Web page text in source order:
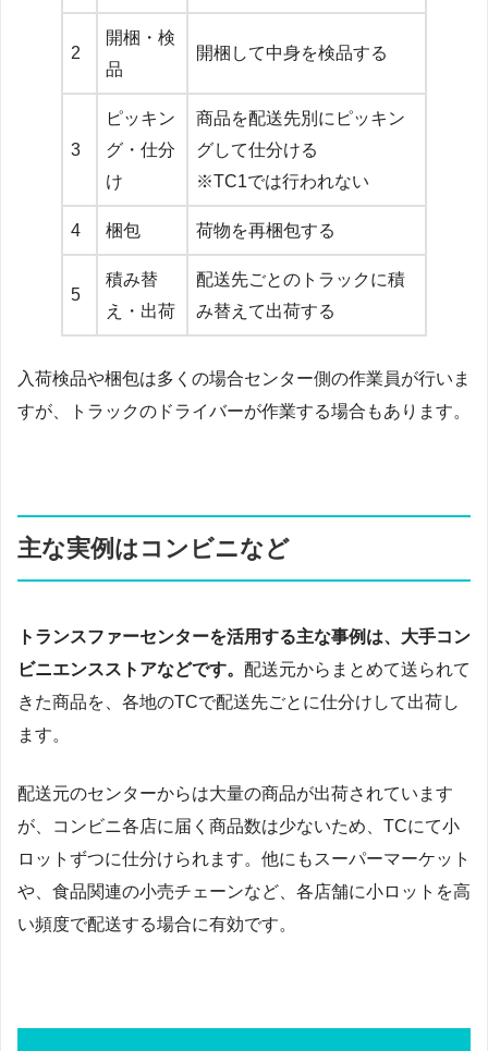
2
開梱・検
品
開梱して中身を検品する
3
ピッキン
グ・仕分
け
商品を配送先別にピッキン
グして仕分ける
※TC1では行われない
4 梱包 荷物を再梱包する
5
積み替
え・出荷
配送先ごとのトラックに積
み替えて出荷する
入荷検品や梱包は多くの場合センター側の作業員が行いま
すが、トラックのドライバーが作業する場合もあります。
主な実例はコンビニなど
トランスファーセンターを活用する主な事例は、大手コン
ビニエンスストアなどです。 配送元からまとめて送られて
きた商品を、各地のTCで配送先ごとに仕分けして出荷し
ます。
配送元のセンターからは大量の商品が出荷されています
が、コンビニ各店に届く商品数は少ないため、TCにて小
ロットずつに仕分けられます。他にもスーパーマーケット
や、食品関連の小売チェーンなど、各店舗に小ロットを高
い頻度で配送する場合に有効です。